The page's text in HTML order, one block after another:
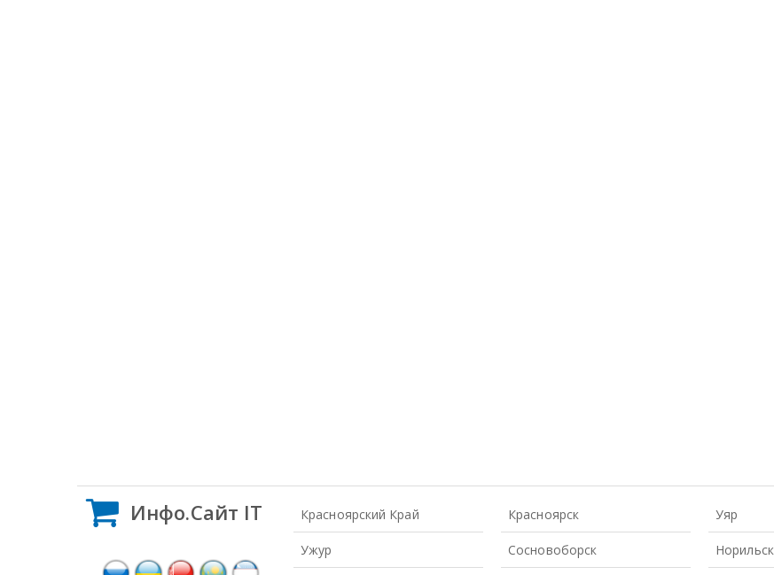
Инфо.Сайт IT Красноярский Край
Ужур
Красноярск
Сосновоборск
Уяр
Норильск